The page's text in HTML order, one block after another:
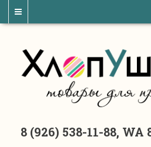
8 (926) 538-11-88, WA